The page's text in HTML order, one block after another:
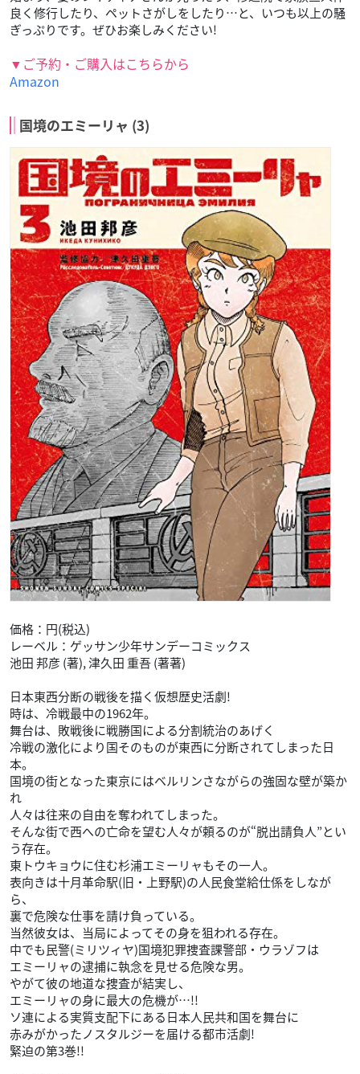
良く修行したり、ペットさがしをしたり…と、いつも以上の騒
ぎっぷりです。ぜひお楽しみください!
▼ご予約・ご購入はこちらから
Amazon
国境のエミーリャ (3)
価格：円(税込)
レーベル：ゲッサン少年サンデーコミックス
池田 邦彦 (著), 津久田 重吾 (著著)
日本東西分断の戦後を描く仮想歴史活劇!
時は、冷戦最中の1962年。
舞台は、敗戦後に戦勝国による分割統治のあげく
冷戦の激化により国そのものが東西に分断されてしまった日
本。
国境の街となった東京にはベルリンさながらの強固な壁が築か
れ
人々は往来の自由を奪われてしまった。
そんな街で西への亡命を望む人々が頼るのが“脱出請負人”とい
う存在。
東トウキョウに住む杉浦エミーリャもその一人。
表向きは十月革命駅(旧・上野駅)の人民食堂給仕係をしなが
ら、
裏で危険な仕事を請け負っている。
当然彼女は、当局によってその身を狙われる存在。
中でも民警(ミリツィヤ)国境犯罪捜査課警部・ウラゾフは
エミーリャの逮捕に執念を見せる危険な男。
やがて彼の地道な捜査が結実し、
エミーリャの身に最大の危機が…!!
ソ連による実質支配下にある日本人民共和国を舞台に
赤みがかったノスタルジーを届ける都市活劇!
緊迫の第3巻!!